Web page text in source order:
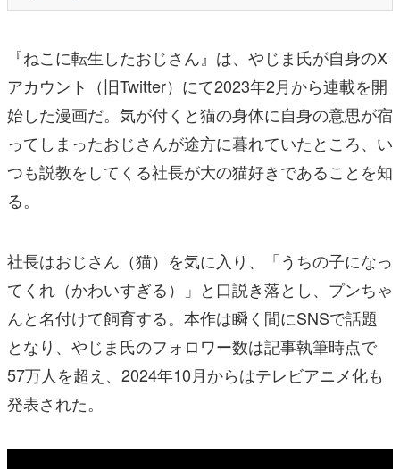
『ねこに転生したおじさん』は、やじま氏が自身のX
アカウント（旧Twitter）にて2023年2月から連載を開
始した漫画だ。気が付くと猫の身体に自身の意思が宿
ってしまったおじさんが途方に暮れていたところ、い
つも説教をしてくる社長が大の猫好きであることを知
る。
社長はおじさん（猫）を気に入り、「うちの子になっ
てくれ（かわいすぎる）」と口説き落とし、プンちゃ
んと名付けて飼育する。本作は瞬く間にSNSで話題
となり、やじま氏のフォロワー数は記事執筆時点で
57万人を超え、2024年10月からはテレビアニメ化も
発表された。